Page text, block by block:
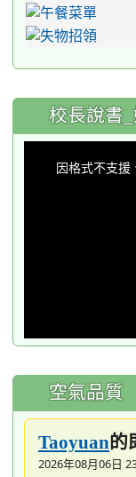
:::
校長說書
因格式不支援
空氣品質
Taoyuan的
2026年08月06日